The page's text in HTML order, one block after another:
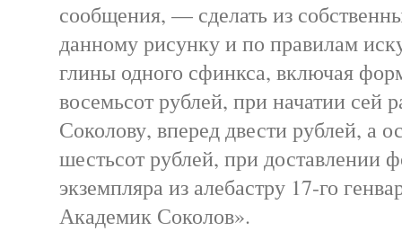
сообщения, — сделать из
данному рисунку и по правилам
глины одного сфинкса, включая
восемьсот рублей, при начатии сей
Соколову, вперед двести рублей, а
шестьсот рублей, при доставлении
экземпляра из алебастру 17-го
Академик Соколов».